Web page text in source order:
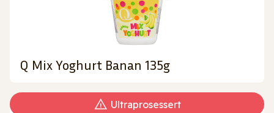
Q Mix Yoghurt Banan 135g
Ultraprosessert